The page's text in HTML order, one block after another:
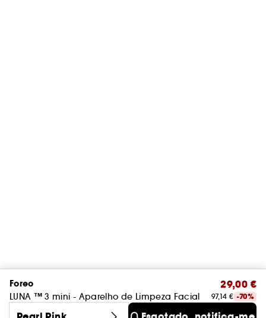
Foreo
LUNA ™ 3 mini - Aparelho de Limpeza Facial
29,00 €
97,14 € -70%